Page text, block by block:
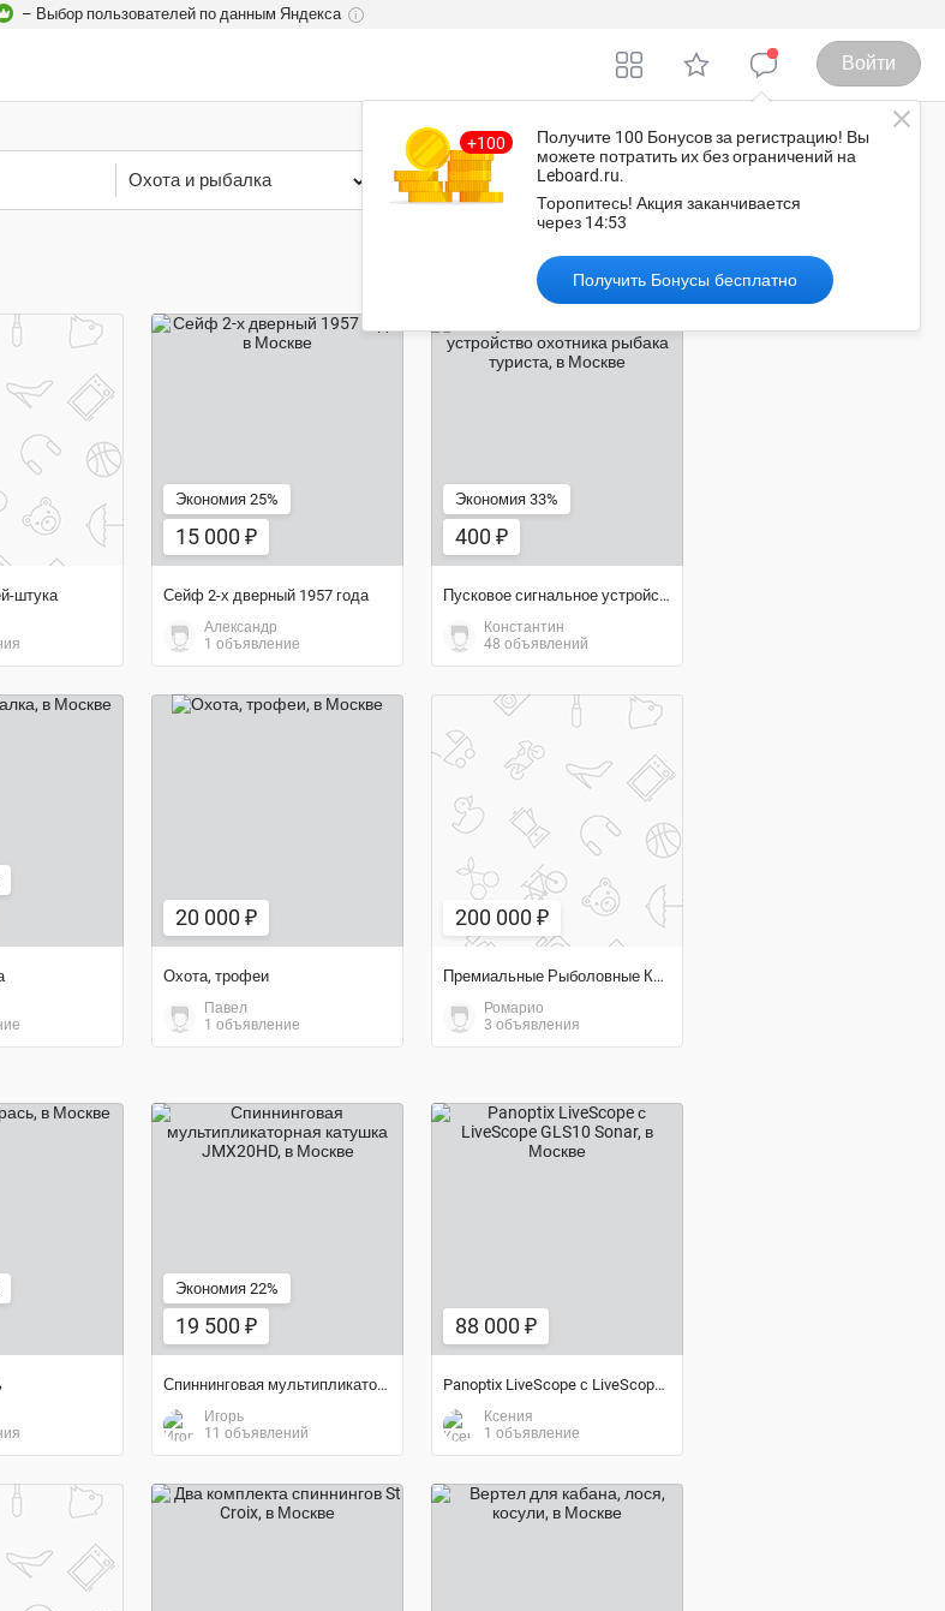
– Выбор пользователей по данным Яндекса i
Войти
Получите 100 Бонусовза регистрацию! Вы
можете потратить их без ограничений на
Leboard.ru.
Торопитесь! Акция заканчивается
через 14:52
Получить Бонусы бесплатно
Охота и рыбалка Москва
Рекомендованные объявления
штука
Экономия 25%
15 000 ₽
Сейф 2-х дверный 1957 года
Александр
1 объявление
Экономия 33%
400 ₽
Пусковое сигнальное устройство охотника рыбака туриста
Константин
48 объявлений
20 000 ₽
Охота, трофеи
Павел
1 объявление
200 000 ₽
Премиальные Рыболовные Катушки Daiwa
Ромарио
3 объявления
200 000 ₽
Экономия 22%
19 500 ₽
Спиннинговая мультипликаторная катушка JMX20HD
Игорь
11 объявлений
88 000 ₽
Panoptix LiveScope с LiveScope GLS10 Sonar
Ксения
1 объявление